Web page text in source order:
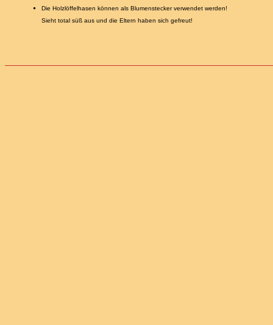
Die Holzlöffelhasen können als Blumenstecker verwendet werden!
Sieht total süß aus und die Eltern haben sich gefreut!